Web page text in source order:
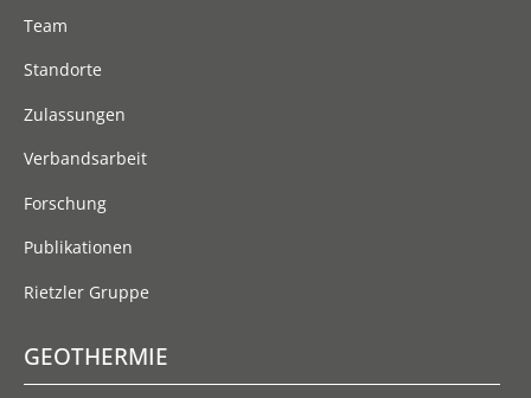
Team
Standorte
Zulassungen
Verbandsarbeit
Forschung
Publikationen
Rietzler Gruppe
GEOTHERMIE